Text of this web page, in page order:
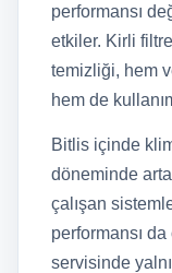
performansı
etkiler. Kirli
temizliği, hem
hem de
Bitlis içinde
döneminde
çalışan
performansı
servisinde